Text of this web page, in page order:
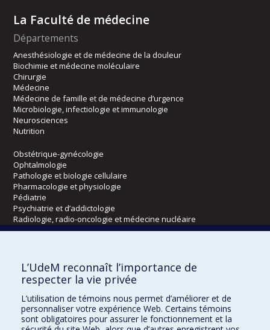
La Faculté de médecine
Départements
Anesthésiologie et de médecine de la douleur
Biochimie et médecine moléculaire
Chirurgie
Médecine
Médecine de famille et de médecine d’urgence
Microbiologie, infectiologie et immunologie
Neurosciences
Nutrition
Obstétrique-gynécologie
Ophtalmologie
Pathologie et biologie cellulaire
Pharmacologie et physiologie
Pédiatrie
Psychiatrie et d’addictologie
Radiologie, radio-oncologie et médecine nucléaire
Kinésiologie et des sciences de l’activité physique
Orthophonie et audiologie
Réadaptation
L’UdeM reconnaît l’importance de
respecter la vie privée
L’utilisation de témoins nous permet d’améliorer et de
personnaliser votre expérience Web. Certains témoins
sont obligatoires pour assurer le fonctionnement et la